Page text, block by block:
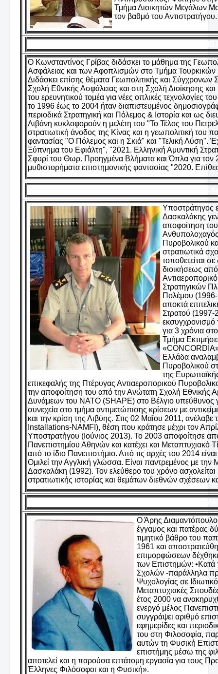
Τμήμα Διοικητών Μεγάλων
τον βαθμό του Αντιστρατήγου.
Ο Κωνσταντίνος Γρίβας διδάσκει το μάθημα της
Ασφάλειας και των Αφοπλισμών στο Τμήμα
Διδάσκει επίσης θέματα Γεωπολιτικής και
Σχολή Εθνικής Ασφάλειας και στη Σχολή Διοίκησης
του ερευνητικού τομέα για νέες οπλικές τεχνολογίες
το 1996 έως το 2004 ήταν διαπιστευμένος
περιοδικά Στρατηγική και Πόλεμος & Ιστορία και ως
Λιβάνη κυκλοφορούν η μελέτη του "Το Τέλος του
στρατιωτική άνοδος της Κίνας και η γεωπολιτική του
φαντασίας "Ο Πόλεμος και η Σκιά" και "Τελική Λύση".
Ξύπνημα του Εφιάλτη", "2021. Ελληνική Αμυντική
Σφυρί του Θωρ. Προηγμένα Βλήματα και Όπλα για τον
μυθιστορήματα επιστημονικής φαντασίας "2020.
Υποστράτηγος
Δασκαλάκης
αποφοίτηση
Ανθυπολοχαγός
Πυροβολικού
στρατιωτικά
τοποθετείται
διοικήσεως
Στρατηγικών
Πολέμου (1996-
αποκτά
Στρατού (1997-
εκσυγχρονισμό
για 3 χρόνια
Τμήμα
Ελλάδα
Πυροβολικού
της
επικεφαλής της Πτέρυγας Αντιαεροπορικού
την αποφοίτηση του από την Ανώτατη Σχολή Εθνικής
Δυνάμεων του ΝΑΤΟ (SHAPE) στο Βέλγιο υπεύθυνος
συνεχεία στο τμήμα αντιμετώπισης κρίσεων με
και την κρίση της Λιβύης. Στις 02 Μαΐου 2011,
Installations-NAMFI), θέση που κράτησε μέχρι τον
Υποστρατήγου (Ιούνιος 2013). Το 2003 αποφοίτησε
Πανεπιστημίου Αθηνών και κατέχει και Μεταπτυχιακό
από το ίδιο Πανεπιστήμιο. Από τις αρχές του 2014
Ομιλεί την Αγγλική γλώσσα. Είναι παντρεμένος με
Δασκαλάκη (1992). Τον ελεύθερο του χρόνο
στρατιωτικής ιστορίας και θεμάτων διεθνών σχέσεων
Ο Άρης
έγγαμος και πατέρας
τιμητικό βάθρο του
1961 και
επιμορφώσεων δέχθηκε
των Επιστημών: •Κατά
Σχολών -παράλληλα
Ψυχολογίας σε
Μεταπτυχιακές
έτος 2000 να
ενεργό μέλος
συγγράψει αριθμό
εφημερίδες και
του στη Φιλοσοφία,
αυτών τη Φυσική
επιστήμης μέσω της
αποτελεί και η παρούσα επτάτομη εργασία για τους
Έλληνες Φιλόσοφοι και η Φυσική».